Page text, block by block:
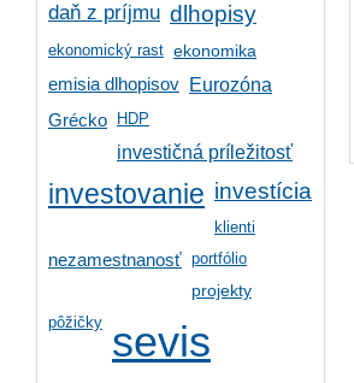
daň z príjmu dlhopisy
ekonomický rast ekonomika
emisia dlhopisov
Eurozóna
Grécko HDP
investičná príležitosť
investovanie investícia
klienti
nezamestnanosť portfólio
projekty
pôžičky sevis